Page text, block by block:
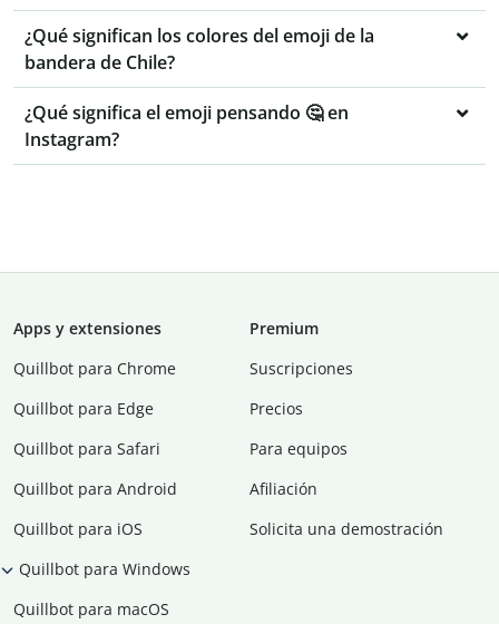
¿Qué significan los colores del emoji de la
bandera de Chile?
¿Qué significa el emoji pensando 🤔 en
Instagram?
Apps y extensiones
Quillbot para Chrome
Quillbot para Edge
Quillbot para Safari
Quillbot para Android
Quillbot para iOS
Quillbot para Windows
Quillbot para macOS
Premium
Suscripciones
Precios
Para equipos
Afiliación
Solicita una demostración